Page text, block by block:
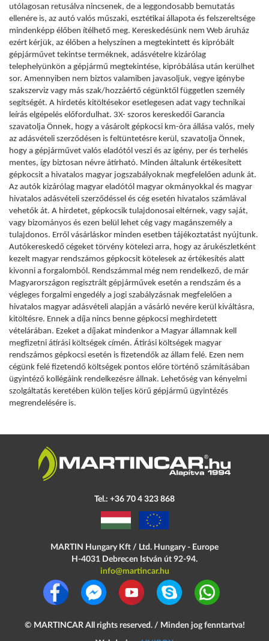
utólagosan retusálva nincsenek, de a leggondosabb bemutatás
ellenére is, az autó valós műszaki, esztétikai állapota és felszereltsége
mindenképp élőben ítélhető meg. Kereskedésünk nem Web áruház
ezért kérjük, az élőben a helyszínen a megtekintett és kipróbált
gépjárművet tekintse terméknek, adásvételre kizárólag
telephelyünkön a gépjármű megtekintése, kipróbálása után kerülhet
sor. Amennyiben nem biztos valamiben javasoljuk, vegye igénybe
szakszerviz vagy más szak/hozzáértő cégünktől független személy
segítségét. A hirdetés kitöltésekor esetlegesen adat vagy technikai
leírás elgépelés előfordulhat. 3X- szoros kereskedői Garancia
szavatolja Önnek, hogy a vásárolt gépkocsi km-óra állása valós, mely
az adásvételi szerződésen is feltüntetésre kerül, szavatolja Önnek,
hogy a gépjárművet valós eladótól veszi és az igény, per és terhelés
mentes, így biztosan névre átírható. Minden általunk értékesített
gépkocsit a hivatalos magyar jogszabályoknak megfelelően adunk át.
Az autók kizárólag magyar eladótól magyar okmányokkal és magyar
hivatalos adásvételi szerződéssel és cég esetén hivatalos számlával
vehetők át. A hirdetet, gépkocsik tulajdonosai eltérnek, vagy saját,
vagy bizományos és ezen belül lehet cég vagy magánszemély a
tulajdonos. Erről vásárláskor minden esetben tájékoztatást nyújtunk.
Autókereskedő cégeket törvény kötelezi arra, hogy az árukészletként
kezelt magyar rendszámos gépkocsit kötelesek az értékesítés alatt
kivonni a forgalomból. Rendszámmal még nem rendelkező, de már
Magyarországon regisztrált gépjárművek esetén a rendszám és a
végleges forgalmi engedély a jogi szabályzásnak megfelelően a
hivatalos magyar adásvételi alapján a vásárló nevére kerül kiváltásra,
kitöltésre. Ennek a díja nincs benne gépkocsi meghirdetett
vételárában. Ezeket a díjakat mindenkor a Magyar államnak kell
megfizetni átírási költségek címén. Átírási költségek magyar
rendszámos gépkocsi esetén is fizetendők az állam felé. Ezen nem
cégünk felé fizetendő költségek pontos előre történő számításában
ügyintéző kollégáink rendelkezésre állnak. Lehetőség van kényelmi
szolgáltatás keretében külön teljes körű gépjármű ügyintézés
megrendelésére is.
Tel.: +36 70 4 323 868
MARTIN Hungary Kft / Ltd. Hungary - Europe
H-4031 Debrecen István út 92-94.
info@martincar.hu
© MARTINCAR All rights reserved. / Minden jog fenntartva!